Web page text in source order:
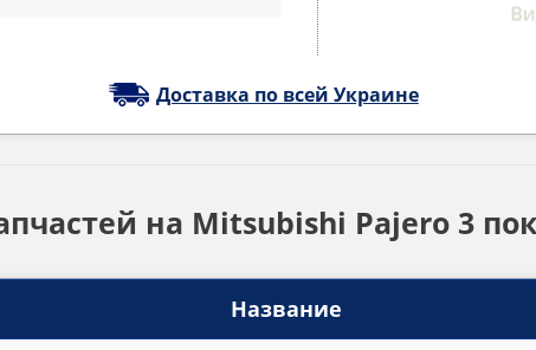
Доставка по всей Украине
на Mitsubishi Pajero 3
Название